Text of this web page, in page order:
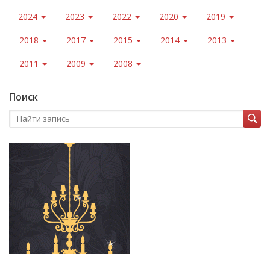
2024 2023 2022 2020 2019
2018 2017 2015 2014 2013
2011 2009 2008
Поиск